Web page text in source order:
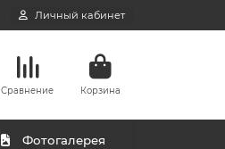
Личный кабинет
Сравнение Корзина
Фотогалерея